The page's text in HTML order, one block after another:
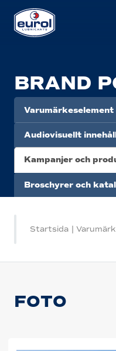
BRAND
Varumärkeselement
Audiovisuellt
Kampanjer och
Broschyrer och
Startsida |
FOTO